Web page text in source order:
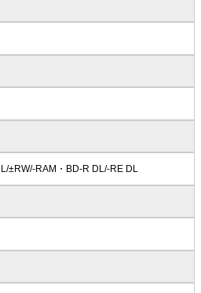
±RW/-RAM・BD-R DL/-RE DL